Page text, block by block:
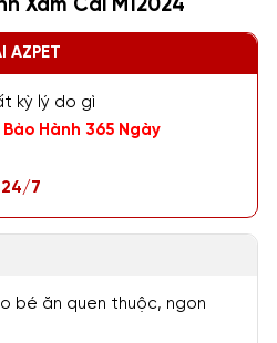
Xám Cái M12024
AZPET
kỳ lý do gì
Bảo Hành 365 Ngày
24/7
bé ăn quen thuộc, ngon